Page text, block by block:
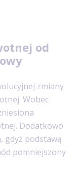
od
zmiany
Wobec
Dodatkowo
gdyż podstawą
pomniejszony